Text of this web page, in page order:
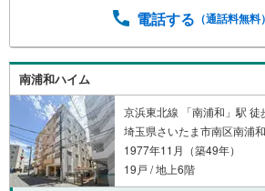
00万円返済期間35年の総返済額の
LUBで生涯の安心をお届け◇東宝
ーが直接ご対応ライフプランニング
Club O…
電話する （通話料無料）
南浦和ハイム
京浜東北線 「南浦和」駅 徒
埼玉県さいたま市南区南浦
1977年11月（築49年）
19戸 / 地上6階